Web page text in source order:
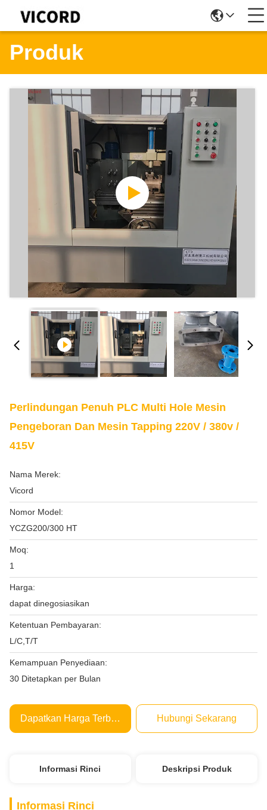
Produk
Perlindungan Penuh PLC Multi Hole Mesin
Pengeboran Dan Mesin Tapping 220V / 380v /
415V
Nama Merek:
Vicord
Nomor Model:
YCZG200/300 HT
Moq:
1
Harga:
dapat dinegosiasikan
Ketentuan Pembayaran:
L/C,T/T
Kemampuan Penyediaan:
30 Ditetapkan per Bulan
Dapatkan Harga Terbaik Hubungi Sekarang
Informasi Rinci Deskripsi Produk
Informasi Rinci